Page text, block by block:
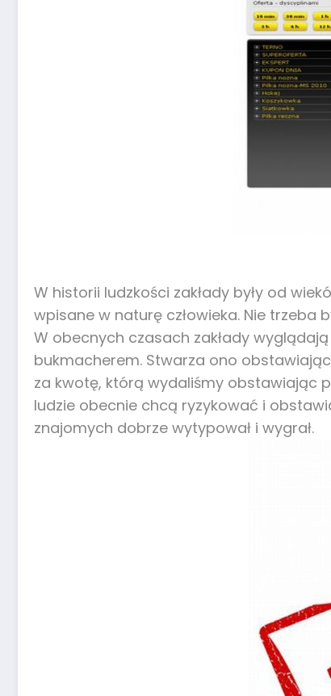
W historii ludzkości zakłady były od
wpisane w naturę człowieka. Nie trzeba
W obecnych czasach zakłady
bukmacherem. Stwarza ono
za kwotę, którą wydaliśmy obstawiając
ludzie obecnie chcą ryzykować i
znajomych dobrze wytypował i wygrał.